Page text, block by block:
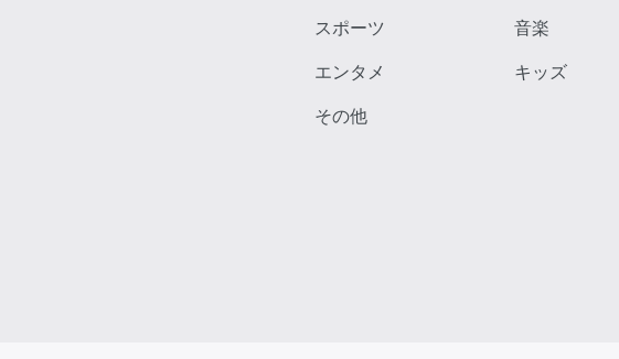
スポーツ
エンタメ
その他
音楽
キッズ